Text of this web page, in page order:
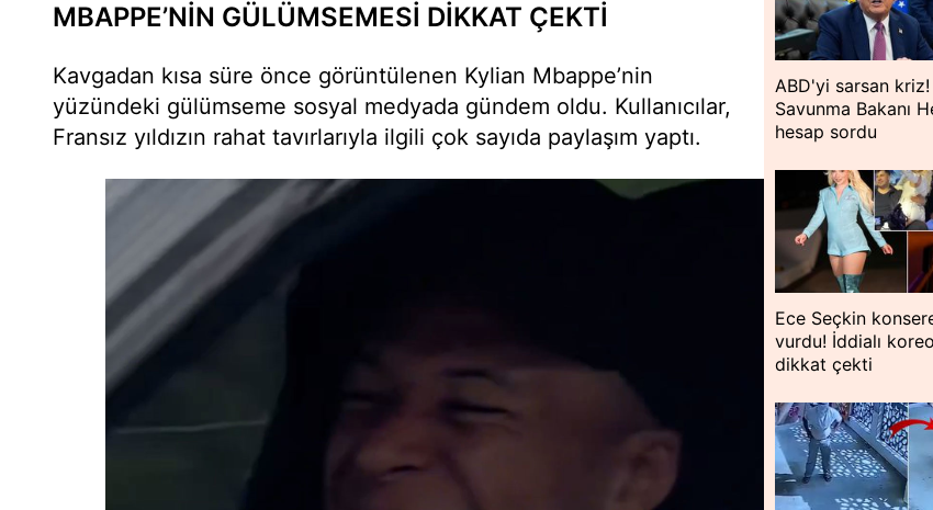
MBAPPE’NİN GÜLÜMSEMESİ DİKKAT ÇEKTİ
Kavgadan kısa süre önce görüntülenen Kylian Mbappe’nin
yüzündeki gülümseme sosyal medyada gündem oldu. Kullanıcılar,
Fransız yıldızın rahat tavırlarıyla ilgili çok sayıda paylaşım yaptı.
ABD'yi sarsan
Savunma Bakanı
hesap sordu
Ece Seçkin
vurdu! İddialı
dikkat çekti